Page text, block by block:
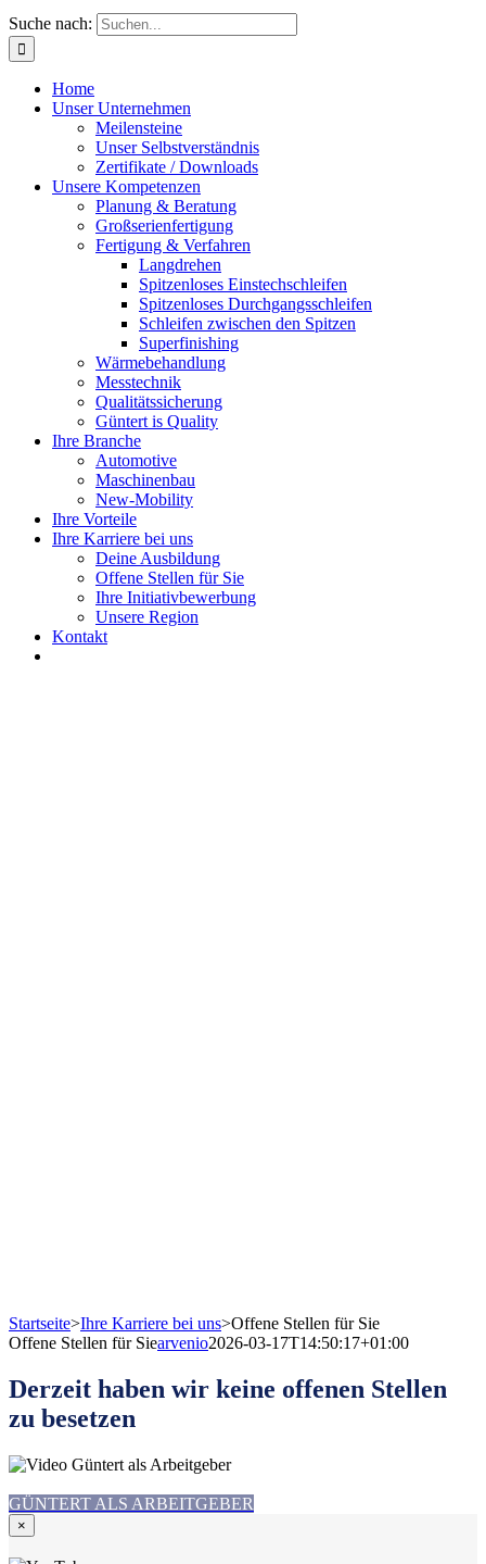
Suche nach:
Home
Unser Unternehmen
Meilensteine
Unser Selbstverständnis
Zertifikate / Downloads
Unsere Kompetenzen
Planung & Beratung
Großserienfertigung
Fertigung & Verfahren
Langdrehen
Spitzenloses Einstechschleifen
Spitzenloses Durchgangsschleifen
Schleifen zwischen den Spitzen
Superfinishing
Wärmebehandlung
Messtechnik
Qualitätssicherung
Güntert is Quality
Ihre Branche
Automotive
Maschinenbau
New-Mobility
Ihre Vorteile
Ihre Karriere bei uns
Deine Ausbildung
Offene Stellen für Sie
Ihre Initiativbewerbung
Unsere Region
Kontakt
Startseite>Ihre Karriere bei uns>Offene Stellen für Sie
Offene Stellen für Siearvenio2026-03-17T14:50:17+01:00
Derzeit haben wir keine offenen Stellen
zu besetzen
GÜNTERT ALS ARBEITGEBER
×